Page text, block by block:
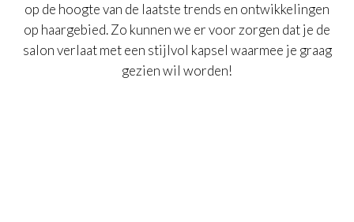
op de hoogte van de laatste trends en ontwikkelingen
op haargebied. Zo kunnen we er voor zorgen dat je de
salon verlaat met een stijlvol kapsel waarmee je graag
gezien wil worden!